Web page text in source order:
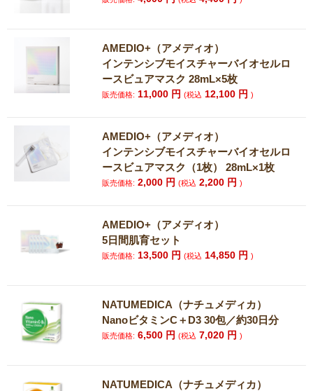
AMEDIO+（アメディオ）
インテンシブモイスチャーバイオセルロ
ースビュアマスク 28mL×5枚
販売価格: 11,000 円(税込 12,100 円)
AMEDIO+（アメディオ）
インテンシブモイスチャーバイオセルロ
ースビュアマスク（1枚） 28mL×1枚
販売価格: 2,000 円(税込 2,200 円)
AMEDIO+（アメディオ）
5日間肌育セット
販売価格: 13,500 円(税込 14,850 円)
NATUMEDICA（ナチュメディカ）
NanoビタミンC＋D3 30包／約30日分
販売価格: 6,500 円(税込 7,020 円)
NATUMEDICA（ナチュメディカ）